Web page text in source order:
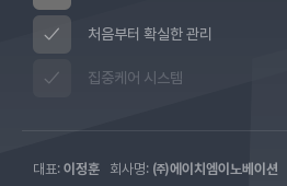
처음부터 확실한 관리
집중케어 시스템
대표: 이정훈 회사명: ㈜에이치엠이노베이션